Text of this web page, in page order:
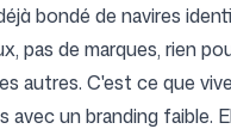
bondé de navires
pas de marques, rien
autres. C'est ce que
avec un branding faible.